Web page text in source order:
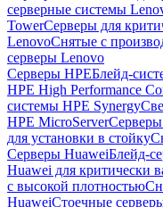
серверные системы
TowerСерверы для
LenovoСнятые с
серверы Lenovo
Серверы HPEБлейд-
HPE High Performance
системы HPE Synergy
HPE MicroServer
для установки в стойку
Серверы HuaweiБлейд-
Huawei для критически
с высокой плотностью
HuaweiСтоечные